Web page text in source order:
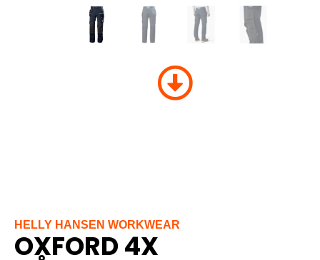
HELLY HANSEN WORKWEAR
OXFORD 4X